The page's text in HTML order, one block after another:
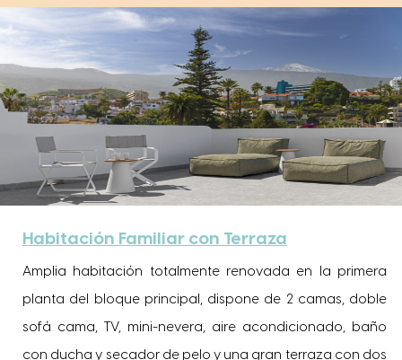
Habitación Familiar con Terraza
Amplia habitación totalmente renovada en la primera
planta del bloque principal, dispone de 2 camas, doble
sofá cama, TV, mini-nevera, aire acondicionado, baño
con ducha y secador de pelo y una gran terraza con dos